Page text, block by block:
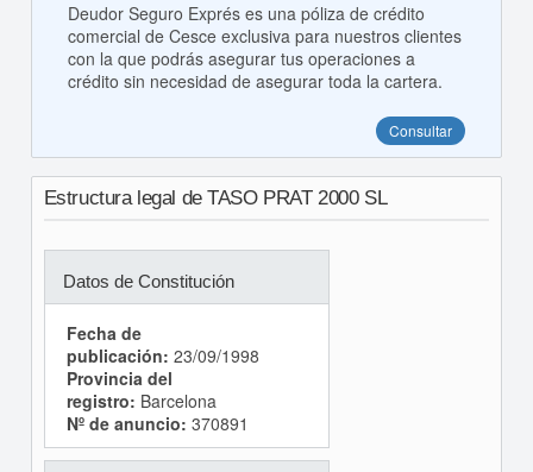
Deudor Seguro Exprés es una póliza de crédito
comercial de Cesce exclusiva para nuestros clientes
con la que podrás asegurar tus operaciones a
crédito sin necesidad de asegurar toda la cartera.
Consultar
Estructura legal de TASO PRAT 2000 SL
Datos de Constitución
Fecha de
publicación: 23/09/1998
Provincia del
registro: Barcelona
Nº de anuncio: 370891